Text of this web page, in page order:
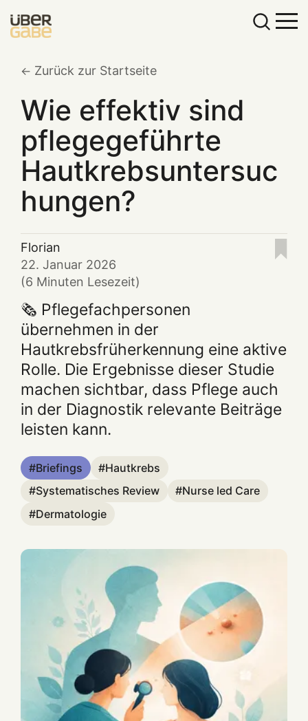
Zurück zur Startseite
Wie effektiv sind
pflegegeführte
Hautkrebsuntersuc
hungen?
Florian
22. Januar 2026
(6 Minuten Lesezeit)
🗞️ Pflegefachpersonen
übernehmen in der
Hautkrebsfrüherkennung eine aktive
Rolle. Die Ergebnisse dieser Studie
machen sichtbar, dass Pflege auch
in der Diagnostik relevante Beiträge
leisten kann.
Briefings
Hautkrebs
Systematisches Review
Nurse led Care
Dermatologie